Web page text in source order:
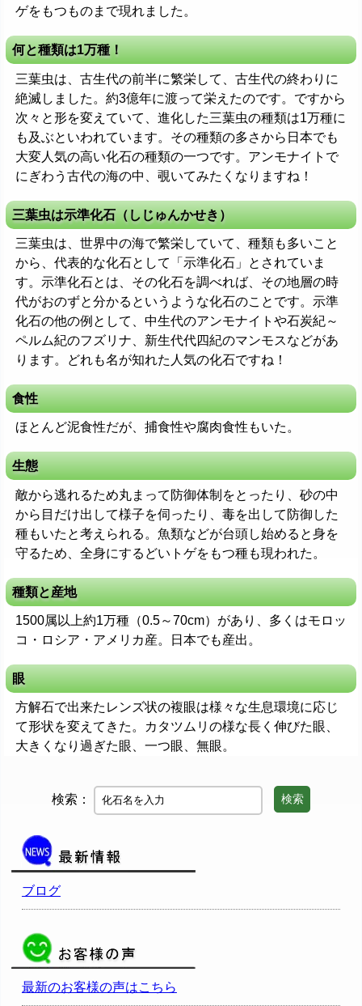
ゲをもつものまで現れました。
何と種類は1万種！
三葉虫は、古生代の前半に繁栄して、古生代の終わりに
絶滅しました。約3億年に渡って栄えたのです。ですから
次々と形を変えていて、進化した三葉虫の種類は1万種に
も及ぶといわれています。その種類の多さから日本でも
大変人気の高い化石の種類の一つです。アンモナイトで
にぎわう古代の海の中、覗いてみたくなりますね！
三葉虫は示準化石（しじゅんかせき）
三葉虫は、世界中の海で繁栄していて、種類も多いこと
から、代表的な化石として「示準化石」とされていま
す。示準化石とは、その化石を調べれば、その地層の時
代がおのずと分かるというような化石のことです。示準
化石の他の例として、中生代のアンモナイトや石炭紀～
ペルム紀のフズリナ、新生代代四紀のマンモスなどがあ
ります。どれも名が知れた人気の化石ですね！
食性
ほとんど泥食性だが、捕食性や腐肉食性もいた。
生態
敵から逃れるため丸まって防御体制をとったり、砂の中
から目だけ出して様子を伺ったり、毒を出して防御した
種もいたと考えられる。魚類などが台頭し始めると身を
守るため、全身にするどいトゲをもつ種も現われた。
種類と産地
1500属以上約1万種（0.5～70cm）があり、多くはモロッ
コ・ロシア・アメリカ産。日本でも産出。
眼
方解石で出来たレンズ状の複眼は様々な生息環境に応じ
て形状を変えてきた。カタツムリの様な長く伸びた眼、
大きくなり過ぎた眼、一つ眼、無眼。
検索： 検索
ブログ
最新のお客様の声はこちら